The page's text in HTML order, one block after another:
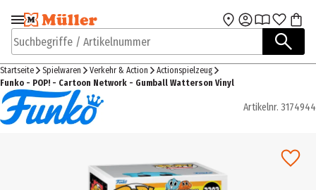
Zur Navigation
springen
Zum Hauptinhalt
Suchbegriffe / Artikelnummer
Startseite Spielwaren Verkehr & Action
Actionspielzeug
Funko - POP! - Cartoon Network - Gumball Watterson Vinyl
Artikelnr. 3174944